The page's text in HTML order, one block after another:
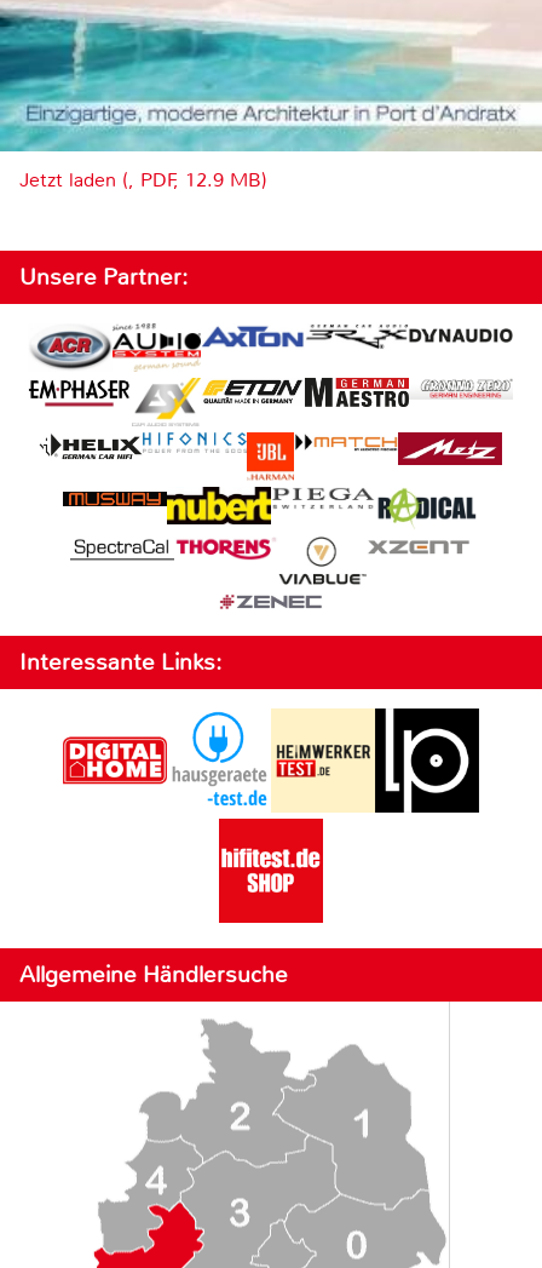
Jetzt laden (, PDF, 12.9 MB)
Unsere Partner:
Interessante Links:
Allgemeine Händlersuche